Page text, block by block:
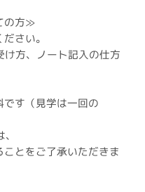
の方≫
さい。
け方、ノート記入の仕方
す（見学は一回の
とをご了承いただきま